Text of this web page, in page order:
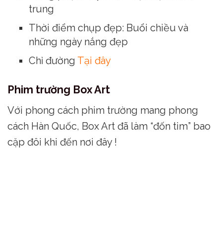
trung
Thời điểm chụp đẹp: Buổi chiều và
những ngày nắng đẹp
Chỉ đường Tại đây
Phim trường Box Art
Với phong cách phim trường mang phong
cách Hàn Quốc, Box Art đã làm “đốn tim” bao
cặp đôi khi đến nơi đây !